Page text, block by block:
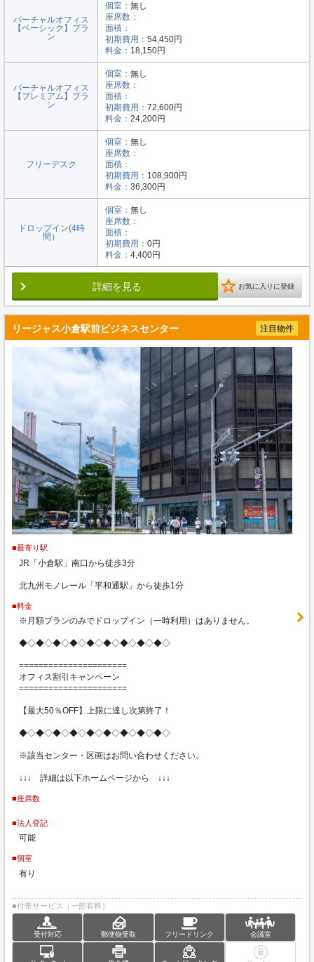
バーチャルオフィス
【ベーシック】プラ
ン
個室： 無し
座席数：
面積：
初期費用： 54,450円
料金： 18,150円
バーチャルオフィス
【プレミアム】プラ
ン
個室： 無し
座席数：
面積：
初期費用： 72,600円
料金： 24,200円
フリーデスク
個室： 無し
座席数：
面積：
初期費用： 108,900円
料金： 36,300円
ドロップイン(4時
間）
個室： 無し
座席数：
面積：
初期費用： 0円
料金： 4,400円
詳細を見る お気に入りに登録
リージャス小倉駅前ビジネスセンター 注目物件
■最寄り駅
JR「小倉駅」南口から徒歩3分
北九州モノレール「平和通駅」から徒歩1分
■料金
※月額プランのみでドロップイン（一時利用）はありません。
◆◇◆◇◆◇◆◇◆◇◆◇◆◇◆◇◆◇
======================
オフィス割引キャンペーン
======================
【最大50％OFF】上限に達し次第終了！
◆◇◆◇◆◇◆◇◆◇◆◇◆◇◆◇◆◇
※該当センター・区画はお問い合わせください。
↓↓↓ 詳細は以下ホームページから ↓↓↓
■座席数
■法人登記
可能
■個室
有り
■付帯サービス（一部有料）
受付対応 郵便物受取 フリードリンク 会議室